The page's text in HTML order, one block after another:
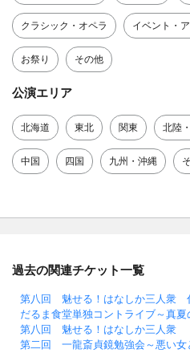
クラシック・オペラ イベント・
お祭り その他
公演エリア
北海道 東北 関東 北陸
中国 四国 九州・沖縄
過去の関連チケット一覧
第八回 魅せる！はなしか三人衆
だるま食堂単独コントライブ～真
第八回 魅せる！はなしか三人衆
第二回 一龍斎貞鏡勉強会～悪い女